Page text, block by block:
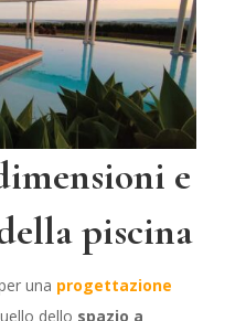
e
piscina
una progettazione
dello spazio a